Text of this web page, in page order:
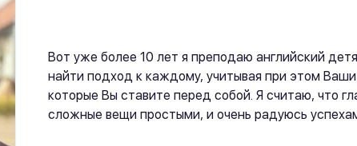
Вот уже более 10 лет я преподаю английский
найти подход к каждому, учитывая при этом
которые Вы ставите перед собой. Я считаю, что
сложные вещи простыми, и очень радуюсь